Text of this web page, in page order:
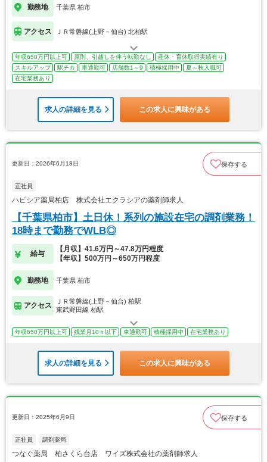
勤務地 千葉県 柏市
アクセス ＪＲ常磐線(上野－仙台) 北柏駅
年収650万円以上可 原則、引越しを伴う転勤なし
産休・育休取得実績有り
スキルアップ
駅チカ 車通勤可 店舗数1～9 積極採用中
夏～秋入職可
在宅業務あり
求人の詳細を見る この求人に興味がある
更新日：2026年6月18日 保存する
正社員
ハピシア薬局柏店 株式会社エクラシアの薬剤師求人
【千葉県柏市】土日休！系列の施設在宅の調剤業務！
18時まで勤務でWLB◎
給与
【月収】41.6万円～47.8万円程度
【年収】500万円～650万円程度
勤務地 千葉県 柏市
アクセス
ＪＲ常磐線(上野－仙台) 柏駅
東武野田線 柏駅
年収650万円以上可 残業月10ｈ以下 車通勤可 積極採用中 在宅業務あり
求人の詳細を見る この求人に興味がある
更新日：2025年6月9日 保存する
正社員 調剤薬局
つなぐ薬局 柏さくら台店 ワイズ株式会社の薬剤師求人